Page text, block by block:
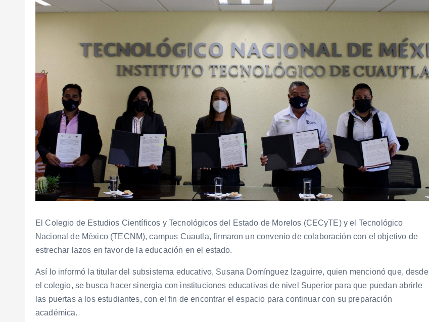
El Colegio de Estudios Científicos y Tecnológicos del Estado de Morelos (CECyTE) y el Tecnológico
Nacional de México (TECNM), campus Cuautla, firmaron un convenio de colaboración con el objetivo de
estrechar lazos en favor de la educación en el estado.
Así lo informó la titular del subsistema educativo, Susana Domínguez Izaguirre, quien mencionó que, desde
el colegio, se busca hacer sinergia con instituciones educativas de nivel Superior para que puedan abrirle
las puertas a los estudiantes, con el fin de encontrar el espacio para continuar con su preparación
académica.